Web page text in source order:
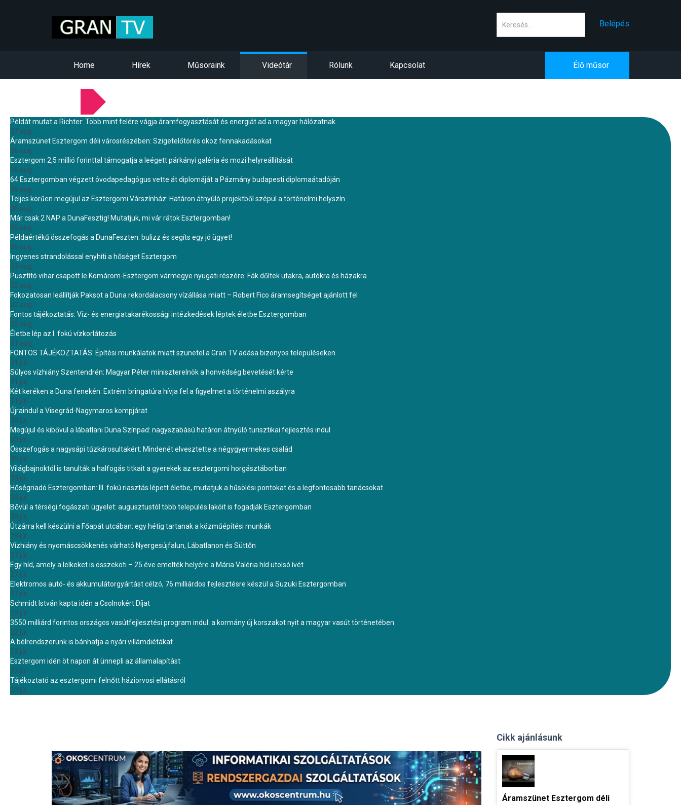
Belépés
Home Hírek Műsoraink Videótár Rólunk Kapcsolat Élő műsor
Példát mutat a Richter: Több mint felére vágja áramfogyasztását és energiát ad a magyar hálózatnak
07 aug.
Áramszünet Esztergom déli városrészében: Szigetelőtörés okoz fennakadásokat
06 aug.
Esztergom 2,5 millió forinttal támogatja a leégett párkányi galéria és mozi helyreállítását
06 aug.
64 Esztergomban végzett óvodapedagógus vette át diplomáját a Pázmány budapesti diplomaátadóján
06 aug.
Teljes körűen megújul az Esztergomi Várszínház: Határon átnyúló projektből szépül a történelmi helyszín
06 aug.
Már csak 2 NAP a DunaFesztig! Mutatjuk, mi vár rátok Esztergomban!
05 aug.
Példaértékű összefogás a DunaFeszten: bulizz és segíts egy jó ügyet!
05 aug.
Ingyenes strandolással enyhíti a hőséget Esztergom
03 aug.
Pusztító vihar csapott le Komárom-Esztergom vármegye nyugati részére: Fák dőltek utakra, autókra és házakra
02 aug.
Fokozatosan leállítják Paksot a Duna rekordalacsony vízállása miatt – Robert Fico áramsegítséget ajánlott fel
02 aug.
Fontos tájékoztatás: Víz- és energiatakarékossági intézkedések léptek életbe Esztergomban
02 aug.
Életbe lép az I. fokú vízkorlátozás
01 aug.
FONTOS TÁJÉKOZTATÁS: Építési munkálatok miatt szünetel a Gran TV adása bizonyos településeken
31 júl.
Súlyos vízhiány Szentendrén: Magyar Péter miniszterelnök a honvédség bevetését kérte
31 júl.
Két keréken a Duna fenekén: Extrém bringatúra hívja fel a figyelmet a történelmi aszályra
31 júl.
Újraindul a Visegrád-Nagymaros kompjárat
30 júl.
Megújul és kibővül a lábatlani Duna Színpad: nagyszabású határon átnyúló turisztikai fejlesztés indul
30 júl.
Összefogás a nagysápi tűzkárosultakért: Mindenét elvesztette a négygyermekes család
30 júl.
Világbajnoktól is tanulták a halfogás titkait a gyerekek az esztergomi horgásztáborban
30 júl.
Hőségriadó Esztergomban: III. fokú riasztás lépett életbe, mutatjuk a hűsölési pontokat és a legfontosabb tanácsokat
30 júl.
Bővül a térségi fogászati ügyelet: augusztustól több település lakóit is fogadják Esztergomban
30 júl.
Útzárra kell készülni a Főapát utcában: egy hétig tartanak a közműépítési munkák
28 júl.
Vízhiány és nyomáscsökkenés várható Nyergesújfalun, Lábatlanon és Süttőn
27 júl.
Egy híd, amely a lelkeket is összeköti – 25 éve emelték helyére a Mária Valéria híd utolsó ívét
27 júl.
Elektromos autó- és akkumulátorgyártást célzó, 76 milliárdos fejlesztésre készül a Suzuki Esztergomban
27 júl.
Schmidt István kapta idén a Csolnokért Díjat
23 júl.
3550 milliárd forintos országos vasútfejlesztési program indul: a kormány új korszakot nyit a magyar vasút történetében
22 júl.
A bélrendszerünk is bánhatja a nyári villámdiétákat
22 júl.
Esztergom idén öt napon át ünnepli az államalapítást
22 júl.
Tájékoztató az esztergomi felnőtt háziorvosi ellátásról
20 júl.
Cikk ajánlásunk
Áramszünet Esztergom déli